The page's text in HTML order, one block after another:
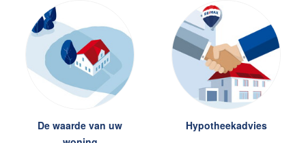
Bieden op een huis
Verhuur in 7 stappen
Makelaar vraaglijn
Contact
Zelfstandig makelaar worden
De waarde van uw
Hypotheekadvies